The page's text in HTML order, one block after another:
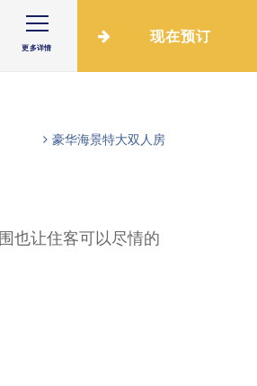
现在预订
更多详情
豪华海景特大双人房
也让住客可以尽情的